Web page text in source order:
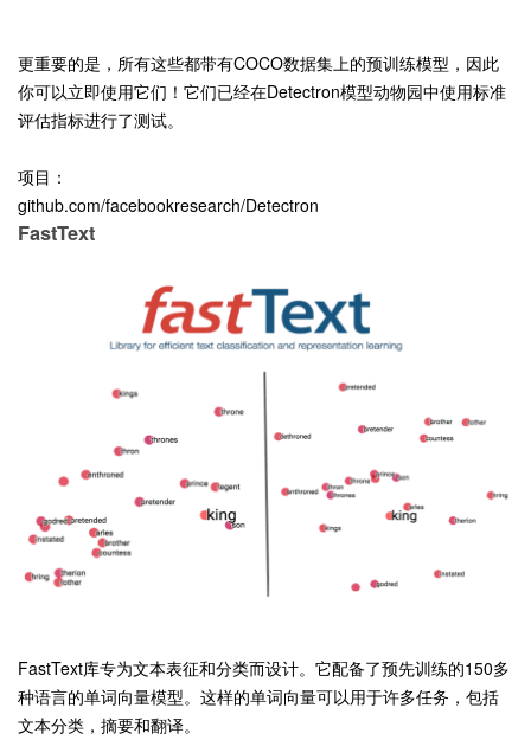
更重要的是，所有这些都带有COCO数据集上的预训练模型，因此
你可以立即使用它们！它们已经在Detectron模型动物园中使用标准
评估指标进行了测试。
项目：
github.com/facebookresearch/Detectron
FastText
FastText库专为文本表征和分类而设计。它配备了预先训练的150多
种语言的单词向量模型。这样的单词向量可以用于许多任务，包括
文本分类，摘要和翻译。